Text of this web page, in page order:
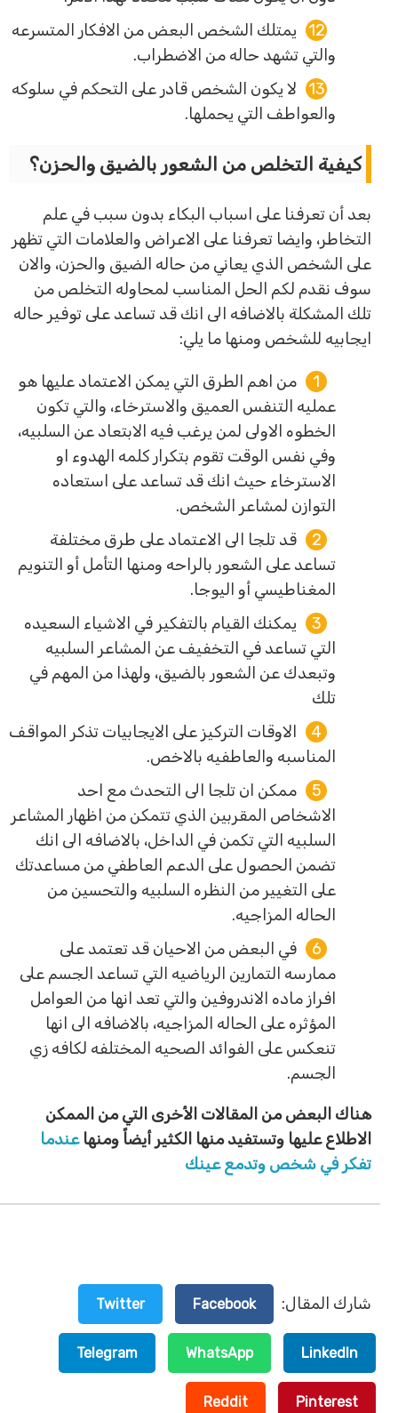
يمتلك الشخص البعض من الافكار المتسرعه
والتي تشهد حاله من الاضطراب.
لا يكون الشخص قادر على التحكم في سلوكه
والعواطف التي يحملها.
كيفية التخلص من الشعور بالضيق والحزن؟
بعد أن تعرفنا على اسباب البكاء بدون سبب في علم
التخاطر، وايضا تعرفنا على الاعراض والعلامات التي تظهر
على الشخص الذي يعاني من حاله الضيق والحزن، والان
سوف نقدم لكم الحل المناسب لمحاوله التخلص من
تلك المشكلة بالاضافه الى انك قد تساعد على توفير حاله
ايجابيه للشخص ومنها ما يلي:
من اهم الطرق التي يمكن الاعتماد عليها هو
عمليه التنفس العميق والاسترخاء، والتي تكون
الخطوه الاولى لمن يرغب فيه الابتعاد عن السلبيه،
وفي نفس الوقت تقوم بتكرار كلمه الهدوء او
الاسترخاء حيث انك قد تساعد على استعاده
التوازن لمشاعر الشخص.
قد تلجا الى الاعتماد على طرق مختلفة
تساعد على الشعور بالراحه ومنها التأمل أو التنويم
المغناطيسي أو اليوجا.
يمكنك القيام بالتفكير في الاشياء السعيده
التي تساعد في التخفيف عن المشاعر السلبيه
وتبعدك عن الشعور بالضيق، ولهذا من المهم في
تلك
الاوقات التركيز على الايجابيات تذكر المواقف
المناسبه والعاطفيه بالاخص.
ممكن ان تلجا الى التحدث مع احد
الاشخاص المقربين الذي تتمكن من اظهار المشاعر
السلبيه التي تكمن في الداخل، بالاضافه الى انك
تضمن الحصول على الدعم العاطفي من مساعدتك
على التغيير من النظره السلبيه والتحسين من
الحاله المزاجيه.
في البعض من الاحيان قد تعتمد على
ممارسه التمارين الرياضيه التي تساعد الجسم على
افراز ماده الاندروفين والتي تعد انها من العوامل
المؤثره على الحاله المزاجيه، بالاضافه الى انها
تنعكس على الفوائد الصحيه المختلفه لكافه زي
الجسم.
هناك البعض من المقالات الأخرى التي من الممكن
الاطلاع عليها وتستفيد منها الكثير أيضاً ومنهاعندما
تفكر في شخص وتدمع عينك
شارك المقال: Facebook
Twitter
LinkedIn
WhatsApp
Telegram
Pinterest
Reddit